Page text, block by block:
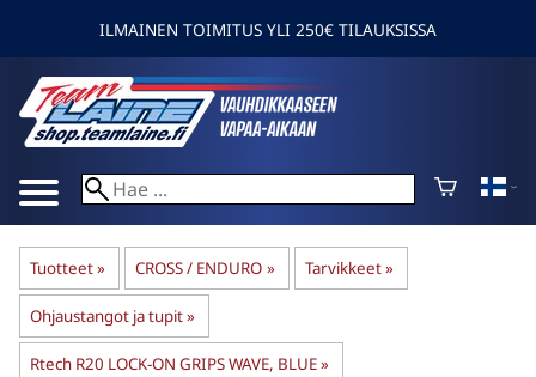
ILMAINEN TOIMITUS YLI 250€ TILAUKSISSA
Tuotteet‪» CROSS / ENDURO ‪» Tarvikkeet‪»
Ohjaustangot ja tupit‪»
Rtech R20 LOCK-ON GRIPS WAVE, BLUE‪»